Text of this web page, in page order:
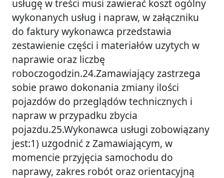
usługę w treści musi zawierać koszt ogólny
wykonanych usług i napraw, w załączniku
do faktury wykonawca przedstawia
zestawienie części i materiałów uzytych w
naprawie oraz liczbę
roboczogodzin.24.Zamawiający zastrzega
sobie prawo dokonania zmiany ilości
pojazdów do przeglądów technicznych i
napraw w przypadku zbycia
pojazdu.25.Wykonawca usługi zobowiązany
jest:1) uzgodnić z Zamawiającym, w
momencie przyjęcia samochodu do
naprawy, zakres robót oraz orientacyjną